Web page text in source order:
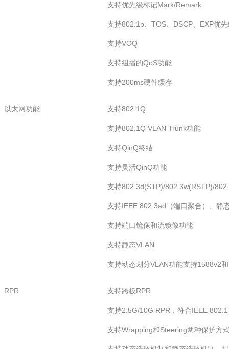
支持优先级标记Mark/Remark
支持802.1p、TOS、DSCP、EXP优
支持VOQ
支持组播的QoS功能
支持200ms硬件缓存
以太网功能 支持802.1Q
支持802.1Q VLAN Trunk功能
支持QinQ终结
支持灵活QinQ功能
支持802.3d(STP)/802.3w(RSTP)/
支持IEEE 802.3ad（端口聚合）、静
支持端口镜像和流镜像功能
支持静态VLAN
支持动态划分VLAN功能支持1588v2
RPR 支持跨板RPR
支持2.5G/10G RPR，符合IEEE
支持Wrapping和Steering两种保护方